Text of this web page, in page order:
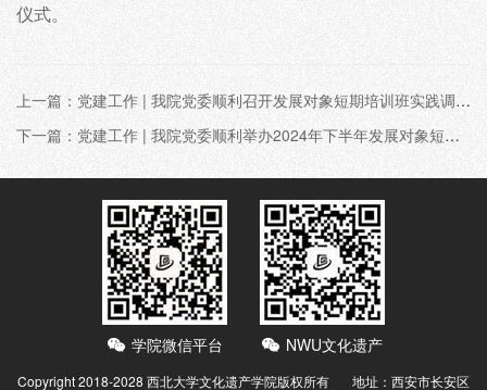
仪式。
上一篇：党建工作 | 我院党委顺利召开发展对象短期培训班实践调研汇报总结会议
下一篇：党建工作 | 我院党委顺利举办2024年下半年发展对象短期教育培训班开班仪式
学院微信平台 NWU文化遗产
Copyright 2018-2028 西北大学文化遗产学院版权所有 地址：西安市长安区